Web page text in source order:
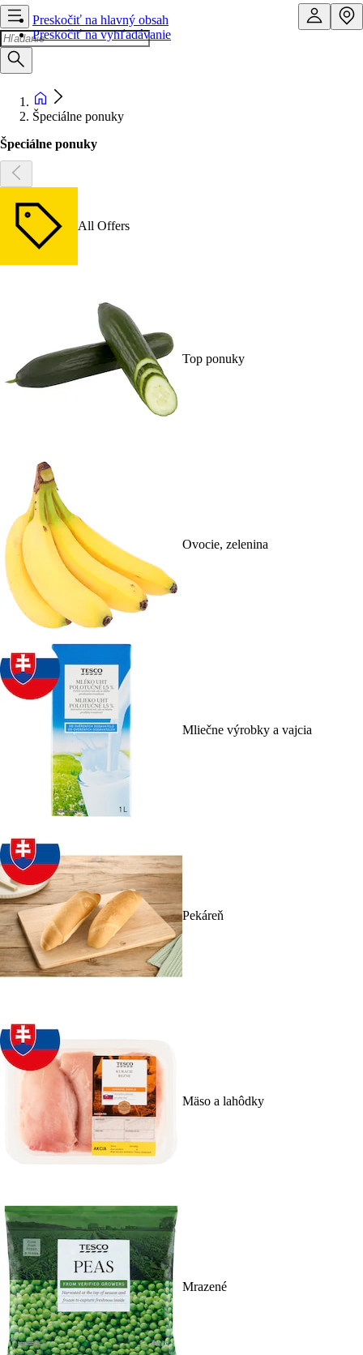
Preskočiť na hlavný obsah
Preskočiť na vyhľadávanie
Špeciálne ponuky
Špeciálne ponuky
All Offers
Top ponuky
Ovocie, zelenina
Mliečne výrobky a vajcia
Pekáreň
Mäso a lahôdky
Mrazené